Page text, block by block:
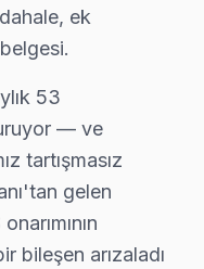
Bilgi
Yakası'nın yaklaşık
–
bir anda arıza
başlıca teknik
Panel çizgisi, renk
ek
53
— ve
tartışmasız
gelen
bileşen arızaladı